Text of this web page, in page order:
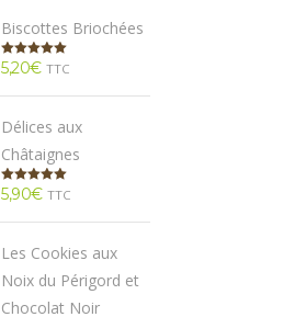
Biscottes Briochées
Note5.00
sur 5
5,20€ TTC
Délices aux
Châtaignes
Note5.00
sur 5
5,90€ TTC
Les Cookies aux
Noix du Périgord et
Chocolat Noir